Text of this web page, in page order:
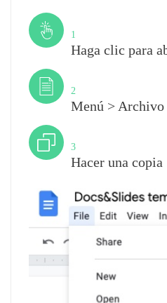
1
Haga clic para
2
Menú > Archivo
3
Hacer una copia